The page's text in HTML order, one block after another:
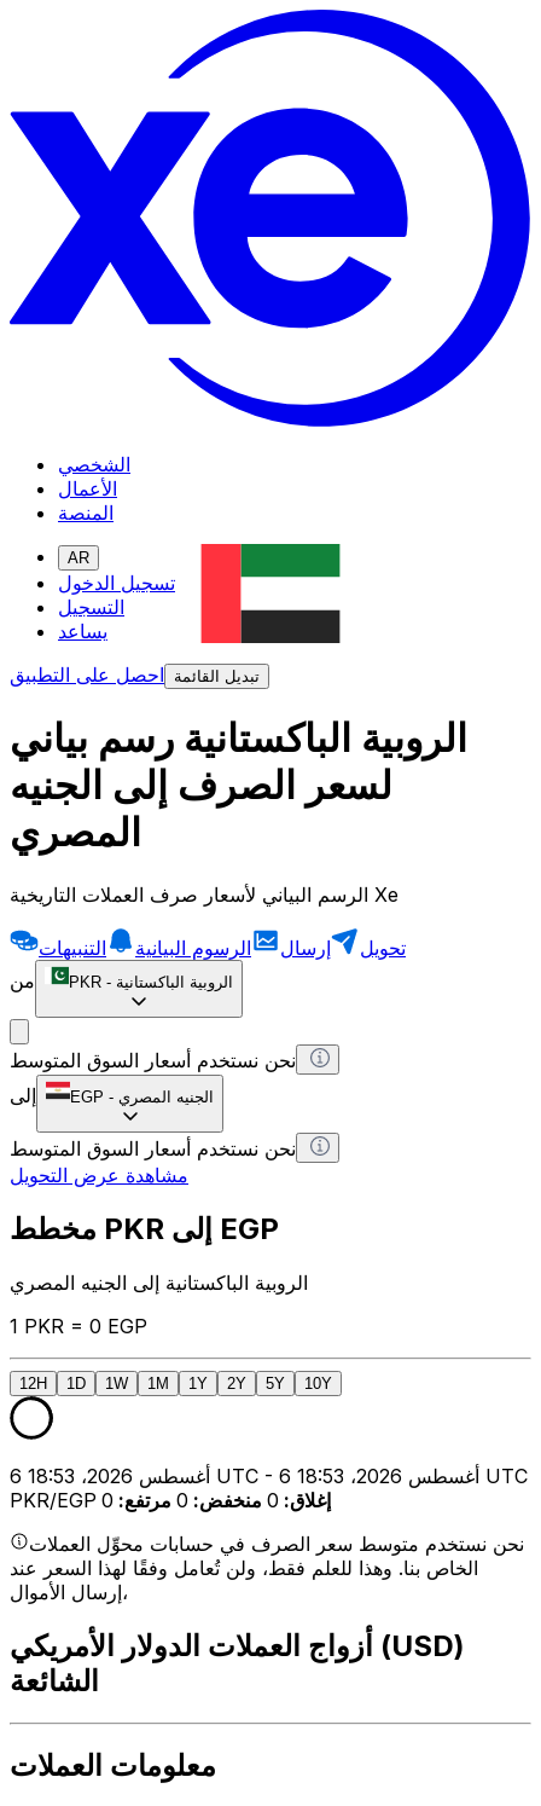
الشخصي
الأعمال
المنصة
AR
تسجيل الدخول
التسجيل
يساعد
احصل على التطبيق
تبديل القائمة
الروبية الباكستانية رسم بياني
لسعر الصرف إلى الجنيه
المصري
الرسم البياني لأسعار صرف العملات التاريخية Xe
تحويل إرسال الرسوم البيانية
التنبيهات
من
PKR - الروبية الباكستانية
نحن نستخدم أسعار السوق المتوسط
إلى
EGP - الجنيه المصري
نحن نستخدم أسعار السوق المتوسط
مشاهدة عرض التحويل
مخطط PKR إلى EGP
الروبية الباكستانية إلى الجنيه المصري
1 PKR = 0 EGP
12H 1D 1W 1M 1Y 2Y 5Y 10Y
6 أغسطس 2026، 18:53 UTC - 6 أغسطس 2026، 18:53 UTC
PKR/EGP
إغلاق:
0 منخفض:
0 مرتفع:
0
نحن نستخدم متوسط سعر الصرف في حسابات محوِّل العملات
الخاص بنا. وهذا للعلم فقط، ولن تُعامل وفقًا لهذا السعر عند
إرسال الأموال،
أزواج العملات الدولار الأمريكي (USD)
الشائعة
معلومات العملات